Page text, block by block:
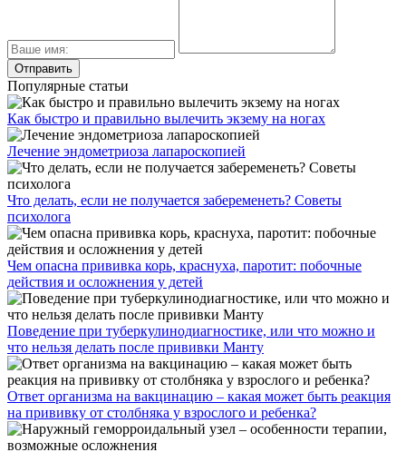
Популярные статьи
Как быстро и правильно вылечить экзему на ногах
Лечение эндометриоза лапароскопией
Что делать, если не получается забеременеть? Советы
психолога
Чем опасна прививка корь, краснуха, паротит: побочные
действия и осложнения у детей
Поведение при туберкулинодиагностике, или что можно и
что нельзя делать после прививки Манту
Ответ организма на вакцинацию – какая может быть реакция
на прививку от столбняка у взрослого и ребенка?